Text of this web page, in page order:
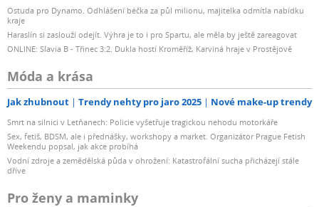
Ostuda pro Dynamo. Odhlášení béčka za půl milionu, majitelka odmítla nabídku
kraje
Haraslín si zaslouží odejít. Výhra je to i pro Spartu, ale měla by ještě zareagovat
ONLINE: Slavia B - Třinec 3:2. Dukla hostí Kroměříž, Karviná hraje v Prostějově
Móda a krása
Jak zhubnout Trendy nehty pro jaro 2025 Nové make-up trendy
Smrt na silnici v Letňanech: Policie vyšetřuje tragickou nehodu motorkáře
Sex, fetiš, BDSM, ale i přednášky, workshopy a market. Organizátor Prague Fetish
Weekendu popsal, jak akce probíhá
Vodní zdroje a zemědělská půda v ohrožení: Katastrofální sucha přicházejí stále
dříve
Pro ženy a maminky